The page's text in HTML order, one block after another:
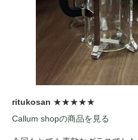
ritukosan ★★★★★
Callum shopの商品を見る